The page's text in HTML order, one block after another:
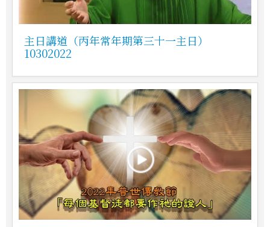
主日講道（丙年常年期第三十一主日）
10302022